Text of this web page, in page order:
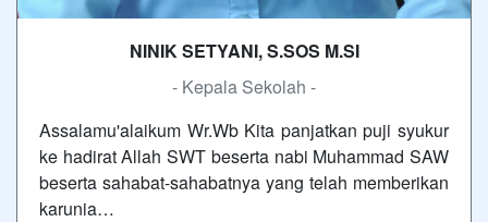
NINIK SETYANI, S.SOS M.SI
- Kepala Sekolah -
Assalamu'alaikum Wr.Wb Kita panjatkan puji syukur
ke hadirat Allah SWT beserta nabi Muhammad SAW
beserta sahabat-sahabatnya yang telah memberikan
karunia…